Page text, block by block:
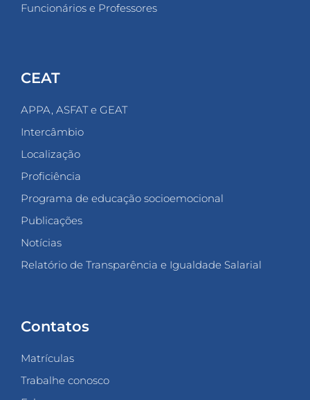
Funcionários e Professores
CEAT
APPA, ASFAT e GEAT
Intercâmbio
Localização
Proficiência
Programa de educação socioemocional
Publicações
Notícias
Relatório de Transparência e Igualdade Salarial
Contatos
Matrículas
Trabalhe conosco